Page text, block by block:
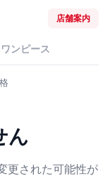
店舗案内
ワンピース
ん
更された可能性が